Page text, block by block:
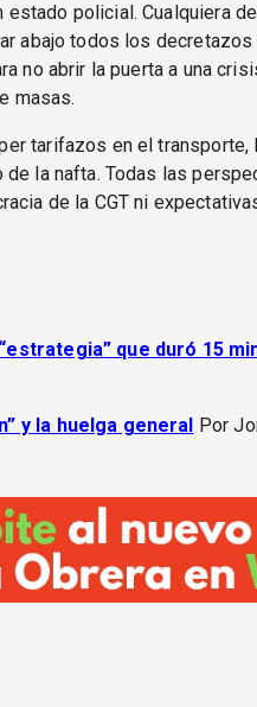
estado policial. Cualquiera
abajo todos los decretazos
no abrir la puerta a una
masas.
tarifazos en el
la nafta. Todas las
de la CGT ni
que duró 15
y la huelga general Por